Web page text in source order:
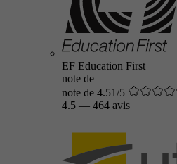
EF Education First
note de
note de 4.51/5
4.5 — 464 avis